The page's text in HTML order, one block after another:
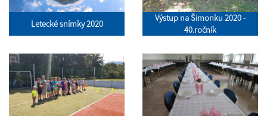
Letecké snímky 2020
Výstup na Šimonku 2020 -
40.ročník